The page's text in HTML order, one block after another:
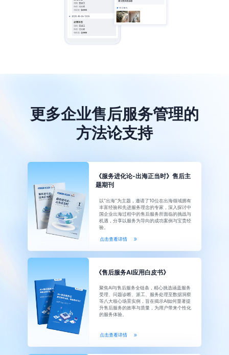
更多企业售后服务管理的
方法论支持
《服务进化论-出海正当时》售后主
题期刊
以“出海”为主题，邀请了10位在出海领域拥有
丰富经验和先进服务理念的专家，深入探讨中
国企业出海过程中的售后服务所面临的挑战与
机遇，分享以服务为导向的成功案例与宝贵经
验。
点击查看详情
《售后服务AI应用白皮书》
聚焦AI与售后服务全链条，精心挑选涵盖服务
受理、问题诊断、派工、服务处理至数据洞察
等八大核心场景实例，旨在揭示AI如何显著提
升售后服务的效率与质量，为用户带来个性化
的服务体验。
点击查看详情